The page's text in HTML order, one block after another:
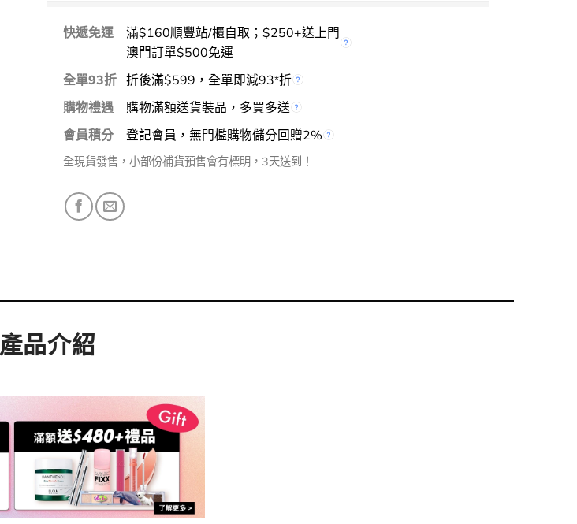
快遞免運
滿$160順豐站/櫃自取；$250+送上門
澳門訂單$500免運
全單93折 折後滿$599，全單即減93*折
購物禮遇
購物滿額送貨裝品，多買多送
會員積分
登記會員，無門檻購物儲分回贈2%
全現貨發售，小部份補貨預售會有標明，3天送到！
產品介紹